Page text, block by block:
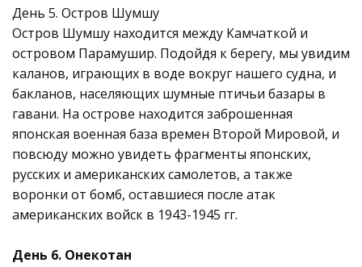
День 5. Остров Шумшу
Остров Шумшу находится между Камчаткой и
островом Парамушир. Подойдя к берегу, мы увидим
каланов, играющих в воде вокруг нашего судна, и
бакланов, населяющих шумные птичьи базары в
гавани. На острове находится заброшенная
японская военная база времен Второй Мировой, и
повсюду можно увидеть фрагменты японских,
русских и американских самолетов, а также
воронки от бомб, оставшиеся после атак
американских войск в 1943-1945 гг.
День 6. Онекотан